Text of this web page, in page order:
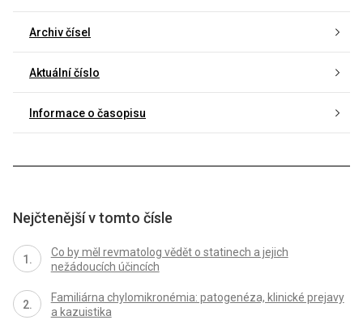
Archiv čísel
Aktuální číslo
Informace o časopisu
Nejčtenější v tomto čísle
Co by měl revmatolog vědět o statinech a jejich
nežádoucích účincích
Familiárna chylomikronémia: patogenéza, klinické prejavy
a kazuistika